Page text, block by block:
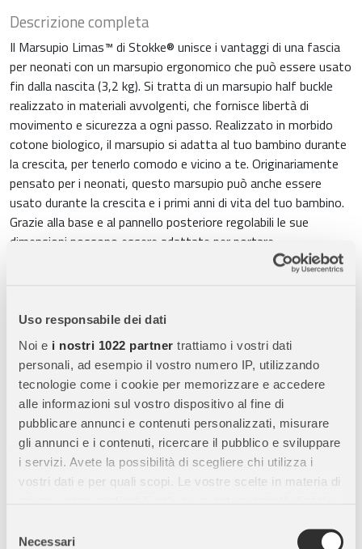
Uso responsabile dei dati
Noi e i nostri 1022 partner trattiamo i vostri dati
personali, ad esempio il vostro numero IP, utilizzando
tecnologie come i cookie per memorizzare e accedere
alle informazioni sul vostro dispositivo al fine di
pubblicare annunci e contenuti personalizzati, misurare
gli annunci e i contenuti, ricercare il pubblico e sviluppare
i servizi. Avete la possibilità di scegliere chi utilizza i
vostri dati e per quali scopi. Le vostre scelte in materia di
modificare o revocare il proprio consenso in qualsiasi
delNecessari
Descrizione completa
Il Marsupio Limas™ di Stokke® unisce i vantaggi di una fascia
per neonati con un marsupio ergonomico che può essere usato
fin dalla nascita (3,2 kg). Si tratta di un marsupio half buckle
realizzato in materiali avvolgenti, che fornisce libertà di
movimento e sicurezza a ogni passo. Realizzato in morbido
cotone biologico, il marsupio si adatta al tuo bambino durante
la crescita, per tenerlo comodo e vicino a te. Originariamente
pensato per i neonati, questo marsupio può anche essere
usato durante la crescita e i primi anni di vita del tuo bambino.
Grazie alla base e al pannello posteriore regolabili le sue
dimensioni possono essere adattate per portare
comodamente il tuo bambino anche quando cresce, fino a un
peso di 15 kg. Può essere indossato davanti, dietro o su un
tessuti a doppio strato, gli spallacci allungabili aiutano a
distribuire uniformemente il peso del bambino durante il
trasporto. Tra i due strati di tessuto è presente una tasca
integrata che può ospitare un’imbottitura per le spalle, per
assicurare il massimo comfort. Questo Marsupio è facilissimo
da usare. Basta allacciare la cintura in vita, poi, dopo aver
messo il marsupio, tirare le cinghie strette e legarle con un
doppio nodo. Libertà di movimento
Caratteristiche:
tessuto fasciante